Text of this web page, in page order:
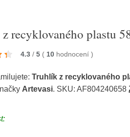
recyklovaného plastu
4.3 / 5 ( 10 hodnocení)
Truhlík z recyklovaného
Artevasi. SKU: AF804240658